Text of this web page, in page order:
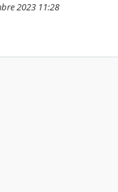
2023 11:28